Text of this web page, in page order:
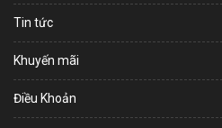
Tin tức
Khuyến mãi
Điều Khoản